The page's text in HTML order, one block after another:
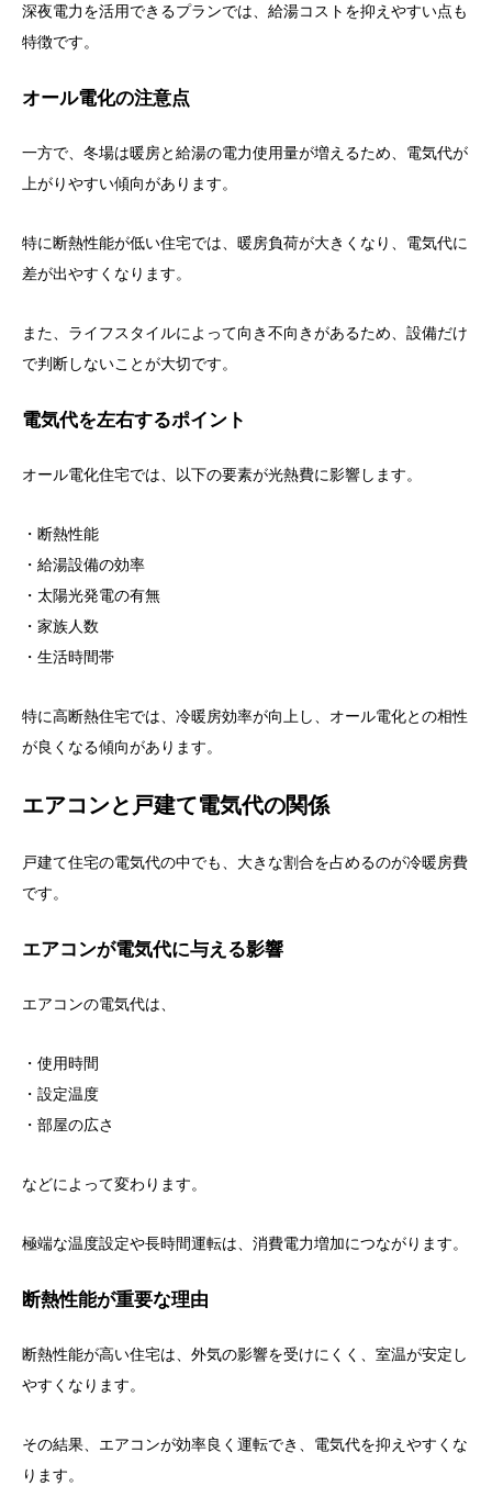
深夜電力を活用できるプランでは、給湯コストを抑えやすい点も
特徴です。
オール電化の注意点
一方で、冬場は暖房と給湯の電力使用量が増えるため、電気代が
上がりやすい傾向があります。
特に断熱性能が低い住宅では、暖房負荷が大きくなり、電気代に
差が出やすくなります。
また、ライフスタイルによって向き不向きがあるため、設備だけ
で判断しないことが大切です。
電気代を左右するポイント
オール電化住宅では、以下の要素が光熱費に影響します。
・断熱性能
・給湯設備の効率
・太陽光発電の有無
・家族人数
・生活時間帯
特に高断熱住宅では、冷暖房効率が向上し、オール電化との相性
が良くなる傾向があります。
エアコンと戸建て電気代の関係
戸建て住宅の電気代の中でも、大きな割合を占めるのが冷暖房費
です。
エアコンが電気代に与える影響
エアコンの電気代は、
・使用時間
・設定温度
・部屋の広さ
などによって変わります。
極端な温度設定や長時間運転は、消費電力増加につながります。
断熱性能が重要な理由
断熱性能が高い住宅は、外気の影響を受けにくく、室温が安定し
やすくなります。
その結果、エアコンが効率良く運転でき、電気代を抑えやすくな
ります。